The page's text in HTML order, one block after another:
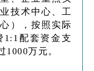
技术中心、工
），按照实际
配套资金支
1000万元。